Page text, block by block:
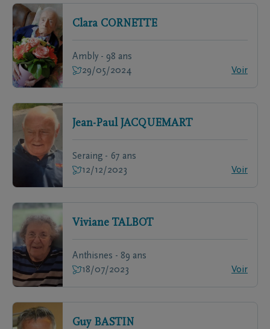
Clara CORNETTE
Ambly - 98 ans
29/05/2024
Voir
Jean-Paul JACQUEMART
Seraing - 67 ans
12/12/2023
Voir
Viviane TALBOT
Anthisnes - 89 ans
18/07/2023
Voir
Guy BASTIN